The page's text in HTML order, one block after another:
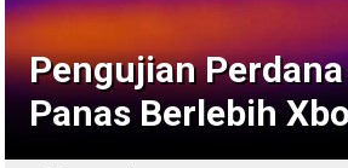
Pengujian
Panas Berlebih